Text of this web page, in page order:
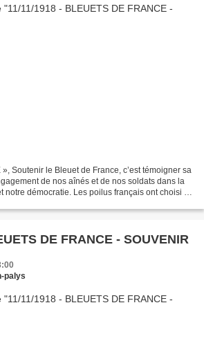
Soutenir le Bleuet de France, c’est témoigner sa
de nos aînés et de nos soldats dans la
notre démocratie. Les poilus français ont choisi le
DE FRANCE - SOUVENIR
palys